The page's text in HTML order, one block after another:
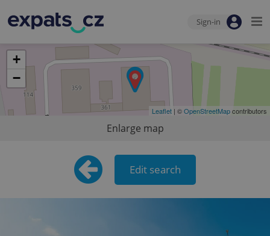
Sign-in
+
−
Leaflet | ©OpenStreetMapcontributors
Enlarge map
Edit search